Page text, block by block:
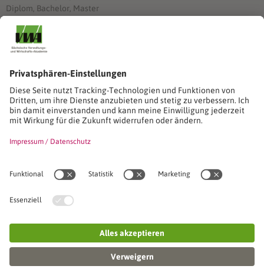
Diplom, Bachelor, Master
Stimmen unserer Absolventinnen und Absolventen
Stimmen unserer Absolventinnen und Absolventen
Seminare
Seminardatenbank
Inhouseanfragen
Seminarreihen
VWA stellt sich vor
Unser SVWA-Team
Veranstaltungsorte und Raumanmietung